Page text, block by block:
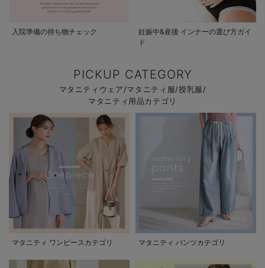
入院準備の持ち物チェック
妊娠中&産後 インナーの選び方ガイ
ド
PICKUP CATEGORY
マタニティウェア/マタニティ服/授乳服/
マタニティ用品カテゴリ
マタニティ ワンピースカテゴリ マタニティ パンツカテゴリ